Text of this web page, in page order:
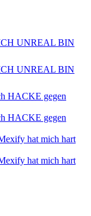
UNREAL BIN
UNREAL BIN
HACKE gegen
HACKE gegen
hat mich hart
hat mich hart